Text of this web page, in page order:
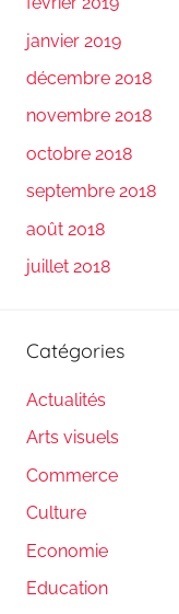
janvier 2019
décembre 2018
novembre 2018
octobre 2018
septembre 2018
août 2018
juillet 2018
Catégories
Actualités
Arts visuels
Commerce
Culture
Economie
Education